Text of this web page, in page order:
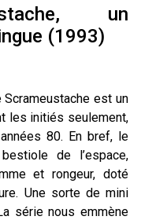
un
(1993)
est un
les initiés seulement,
80. En bref, le
de l’espace,
et rongeur, doté
Une sorte de mini
série nous emmène